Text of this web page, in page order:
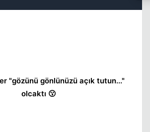
"gözünü gönlünüzü açık tutun..."
olcaktı 😗